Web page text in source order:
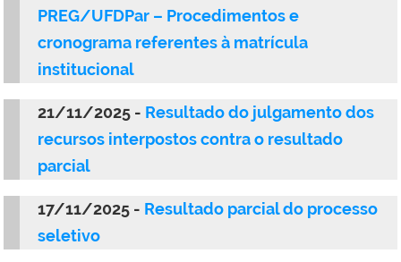
PREG/UFDPar – Procedimentos e
cronograma referentes à matrícula
institucional
21/11/2025 - Resultado do julgamento dos
recursos interpostos contra o resultado
parcial
17/11/2025 - Resultado parcial do processo
seletivo